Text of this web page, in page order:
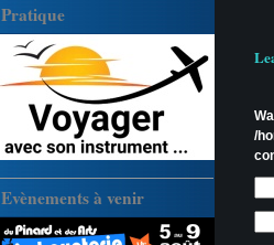
/
Pratique
Evènements à venir